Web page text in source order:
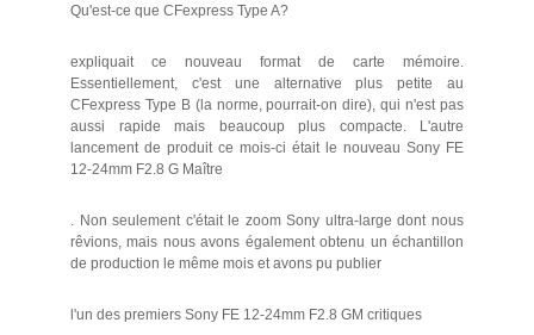
Qu'est-ce que CFexpress Type A?
expliquait ce nouveau format de carte mémoire.
Essentiellement, c'est une alternative plus petite au
CFexpress Type B (la norme, pourrait-on dire), qui n'est pas
aussi rapide mais beaucoup plus compacte. L'autre
lancement de produit ce mois-ci était le nouveau Sony FE
12-24mm F2.8 G Maître
. Non seulement c'était le zoom Sony ultra-large dont nous
rêvions, mais nous avons également obtenu un échantillon
de production le même mois et avons pu publier
l'un des premiers Sony FE 12-24mm F2.8 GM critiques